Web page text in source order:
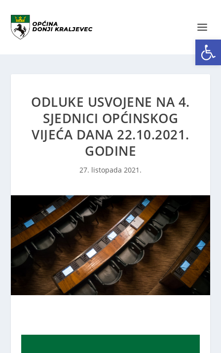
Open toolbar
ODLUKE USVOJENE NA 4.
SJEDNICI OPĆINSKOG
VIJEĆA DANA 22.10.2021.
GODINE
27. listopada 2021.